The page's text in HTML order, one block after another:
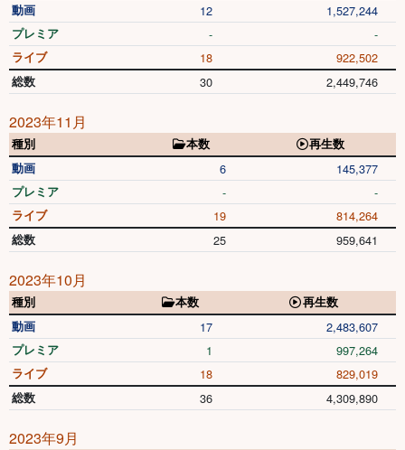
動画
12 1,527,244
プレミア - -
ライブ 18 922,502
総数 30 2,449,746
2023年11月
種別 本数
再生数
動画
6 145,377
プレミア - -
ライブ 19 814,264
総数 25 959,641
2023年10月
種別 本数
再生数
動画
17 2,483,607
プレミア 1 997,264
ライブ 18 829,019
総数 36 4,309,890
2023年9月